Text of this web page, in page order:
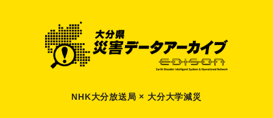
NHK大分放送局 × 大分大学減災